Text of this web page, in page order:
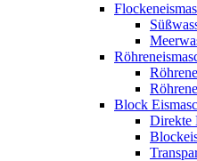
Block
Direkte